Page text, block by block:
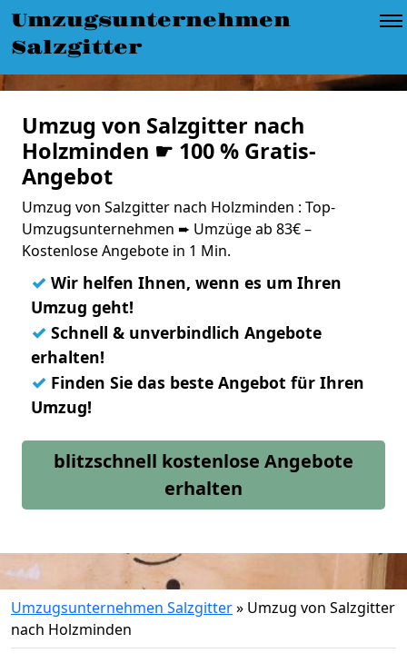
Umzugsunternehmen
Salzgitter
Umzug von Salzgitter nach
Holzminden ☛ 100 % Gratis-
Angebot
Umzug von Salzgitter nach Holzminden : Top-
Umzugsunternehmen ➨ Umzüge ab 83€ –
Kostenlose Angebote in 1 Min.
✓ Wir helfen Ihnen, wenn es um Ihren
Umzug geht!
✓ Schnell & unverbindlich Angebote
erhalten!
✓ Finden Sie das beste Angebot für Ihren
Umzug!
blitzschnell kostenlose Angebote
erhalten
Umzugsunternehmen Salzgitter» Umzug von Salzgitter
nach Holzminden